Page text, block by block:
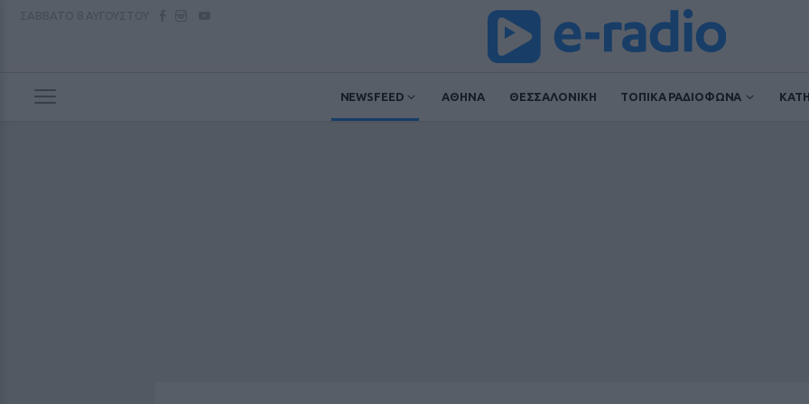
NEWSFEED ΑΘΗΝΑ ΘΕΣΣΑΛΟΝΙΚΗ ΤΟΠΙΚΑ ΡΑΔΙΟΦΩΝΑ